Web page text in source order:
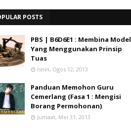
POSTS
PBS | B6D6E1 : Membina Model
Yang Menggunakan Prinsip
Tuas
Isnin, Ogos 12, 2013
Panduan Memohon Guru
Cemerlang (Fasa 1 : Mengisi
Borang Permohonan)
Jumaat, Mei 31, 2013